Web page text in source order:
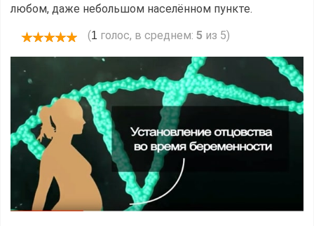
любом, даже небольшом населённом пункте.
(1 голос, в среднем: 5 из 5)